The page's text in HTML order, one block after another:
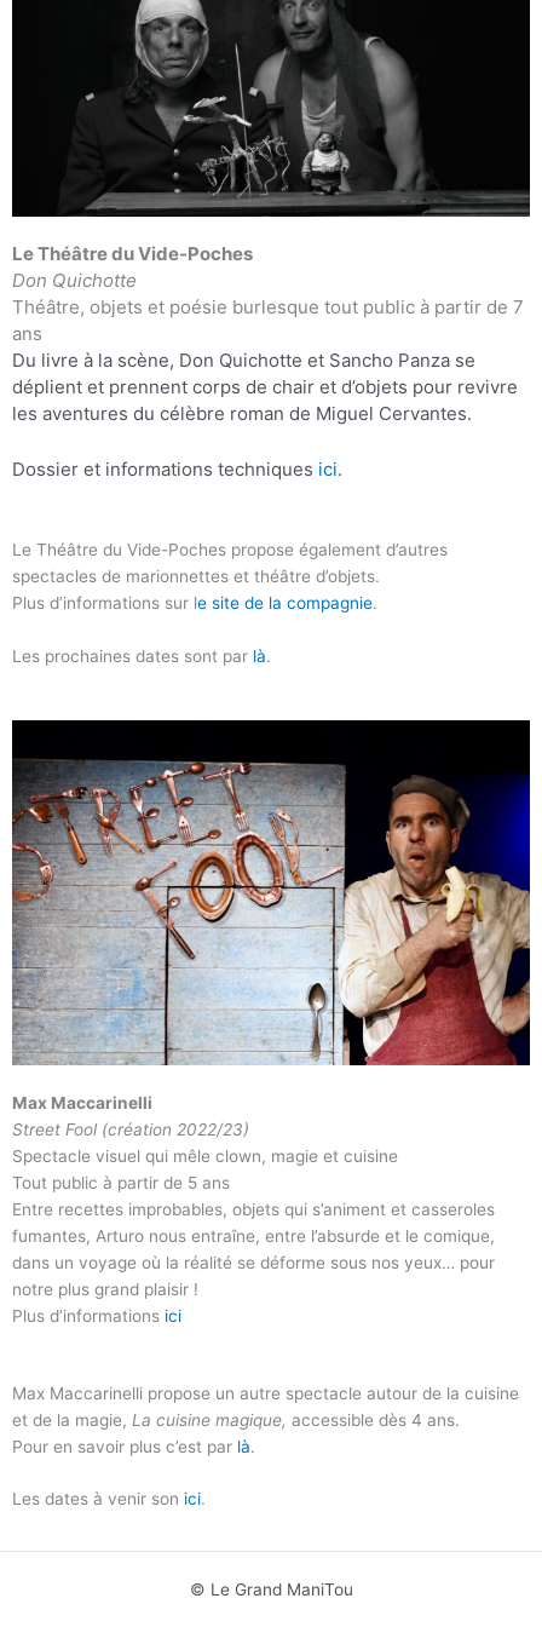
Le Théâtre du Vide-Poches
Don Quichotte
Théâtre, objets et poésie burlesque tout public à partir de 7
ans
Du livre à la scène, Don Quichotte et Sancho Panza se
déplient et prennent corps de chair et d’objets pour revivre
les aventures du célèbre roman de Miguel Cervantes.
Dossier et informations techniques ici.
Le Théâtre du Vide-Poches propose également d’autres
spectacles de marionnettes et théâtre d’objets.
Plus d’informations sur le site de la compagnie.
Les prochaines dates sont par là.
Max Maccarinelli
Street Fool (création 2022/23)
Spectacle visuel qui mêle clown, magie et cuisine
Tout public à partir de 5 ans
Entre recettes improbables, objets qui s’animent et casseroles
fumantes, Arturo nous entraîne, entre l’absurde et le comique,
dans un voyage où la réalité se déforme sous nos yeux… pour
notre plus grand plaisir !
Plus d’informations ici
Max Maccarinelli propose un autre spectacle autour de la cuisine
et de la magie, La cuisine magique, accessible dès 4 ans.
Pour en savoir plus c’est par là.
Les dates à venir son ici.
© Le Grand ManiTou